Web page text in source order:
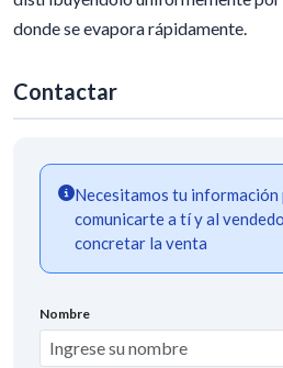
donde se evapora rápidamente.
Contactar
Necesitamos tu información
comunicarte a tí y al
concretar la venta
Nombre